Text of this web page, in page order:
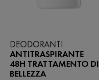
DEODORANTI
ANTITRASPIRANTE
48H TRATTAMENTO DI
BELLEZZA